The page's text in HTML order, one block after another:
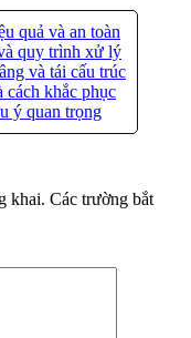
quả và an toàn
quy trình xử lý
và tái cấu trúc
cách khắc phục
ý quan trọng
khai. Các trường bắt